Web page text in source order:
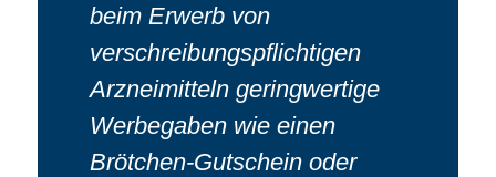
beim Erwerb von
verschreibungspflichtigen
Arzneimitteln geringwertige
Werbegaben wie einen
Brötchen-Gutschein oder